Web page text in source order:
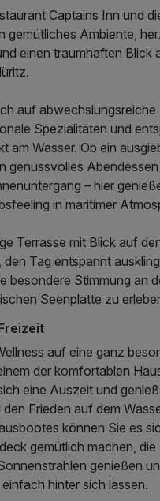
Captains Inn und
gemütliches Ambiente,
einen traumhaften Blick
auf abwechslungsreiche
Spezialitäten und
am Wasser. Ob ein
genussvolles
– hier
in maritimer
Terrasse mit Blick auf
den Tag entspannt
besondere Stimmung an
Seenplatte zu
auf eine ganz
der komfortablen
eine Auszeit und
den Frieden auf dem
können Sie es
gemütlich machen, die
genießen
hinter sich lassen.